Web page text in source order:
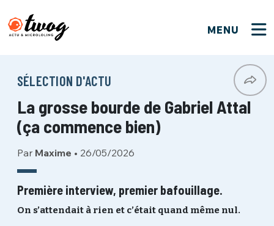
MENU
SÉLECTION D'ACTU
La grosse bourde de Gabriel Attal
(ça commence bien)
Par Maxime • 26/05/2026
Première interview, premier bafouillage.
On s’attendait à rien et c’était quand même nul.
Bienvenue !
PSEUDO*
EMAIL*
PASSWORD *
Connexion
PSEUDO
MOT DE PASSE Mot de passe perdu ?
VOTRE PARTICIPATION
Que souhaitez-vous proposer ?
Quelques tweets
C'EST PARTI
Ma propre sélection